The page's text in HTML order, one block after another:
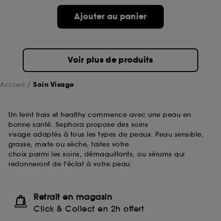
Ajouter au panier
Voir plus de produits
Accueil Soin Visage
Un teint frais et healthy commence avec une peau en
bonne santé. Sephora propose des soins
visage adaptés à tous les types de peaux. Peau sensible,
grasse, mixte ou sèche, faites votre
choix parmi les soins, démaquillants, ou sérums qui
redonneront de l'éclat à votre peau.
Retrait en magasin
Click & Collect en 2h offert
pouvez personnaliser vos choix concernant le dépôt
de ces cookies grâce au bouton "personnaliser mes
choix" ci-dessous ou décider de "tout accepter".
Sephora pourra associer les informations de
collectées ou générées lors de votre activité en ligne
ou en magasin. Pour refuser tous les cookies, cliques
sur "continuer sans accepter". Voous pouvez à tout
moment choisir de retirer votrte consentement. Si vous
souhaitez obtenir plus d'information sur les cookies
utilisés, cliquezici.